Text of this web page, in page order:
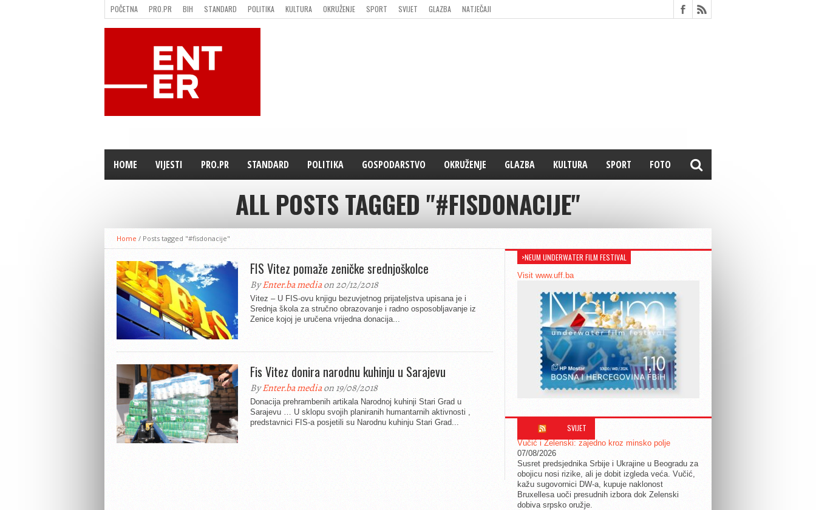
POČETNA PRO.PR BIH STANDARD POLITIKA KULTURA OKRUŽENJE SPORT SVIJET GLAZBA
NATJEČAJI
FILMING LOCATION IN BH
KONTAKT
HOME VIJESTI PRO.PR STANDARD POLITIKA GOSPODARSTVO OKRUŽENJE GLAZBA KULTURA SPORT FOTO
ALL POSTS TAGGED "#FISDONACIJE"
Home / Posts tagged "#fisdonacije"
FIS Vitez pomaže zeničke srednjoškolce
ByEnter.ba mediaon 20/12/2018
Vitez – U FIS-ovu knjigu bezuvjetnog prijateljstva upisana je i
Srednja škola za stručno obrazovanje i radno osposobljavanje iz
Zenice kojoj je uručena vrijedna donacija...
Fis Vitez donira narodnu kuhinju u Sarajevu
ByEnter.ba mediaon 19/08/2018
Donacija prehrambenih artikala Narodnoj kuhinji Stari Grad u
Sarajevu … U sklopu svojih planiranih humantarnih aktivnosti ,
predstavnici FIS-a posjetili su Narodnu kuhinju Stari Grad...
>NEUM UNDERWATER FILM FESTIVAL
Visit www.uff.ba
SVIJET
Vučić i Zelenski: zajedno kroz minsko polje
07/08/2026
Susret predsjednika Srbije i Ukrajine u Beogradu za
obojicu nosi rizike, ali je dobit izgleda veća. Vučić,
kažu sugovornici DW-a, kupuje naklonost
Bruxellesa uoči presudnih izbora dok Zelenski
dobiva srpsko oružje.